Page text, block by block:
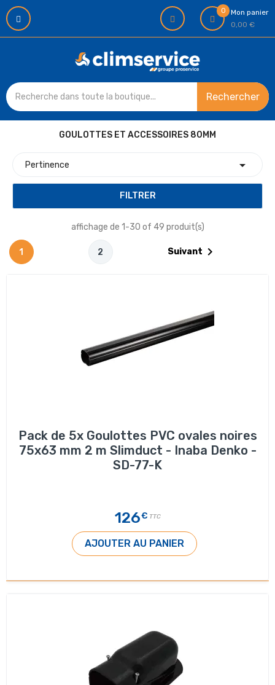
0
Mon panier
0,00 €
Rechercher
GOULOTTES ET ACCESSOIRES 80MM
Pertinence 
FILTRER
affichage de 1-30 of 49 produit(s)
1 2 Suivant 
Pack de 5x Goulottes PVC ovales noires
75x63 mm 2 m Slimduct - Inaba Denko -
SD-77-K
126€ TTC
AJOUTER AU PANIER